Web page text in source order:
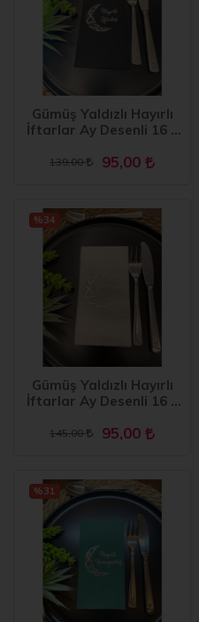
Gümüş Yaldızlı Hayırlı
İftarlar Ay Desenli 16 lı
Peçete
139,00 95,00
Gümüş Yaldızlı Hayırlı
İftarlar Ay Desenli 16 lı
Peçete
145,00 95,00
%34
%31